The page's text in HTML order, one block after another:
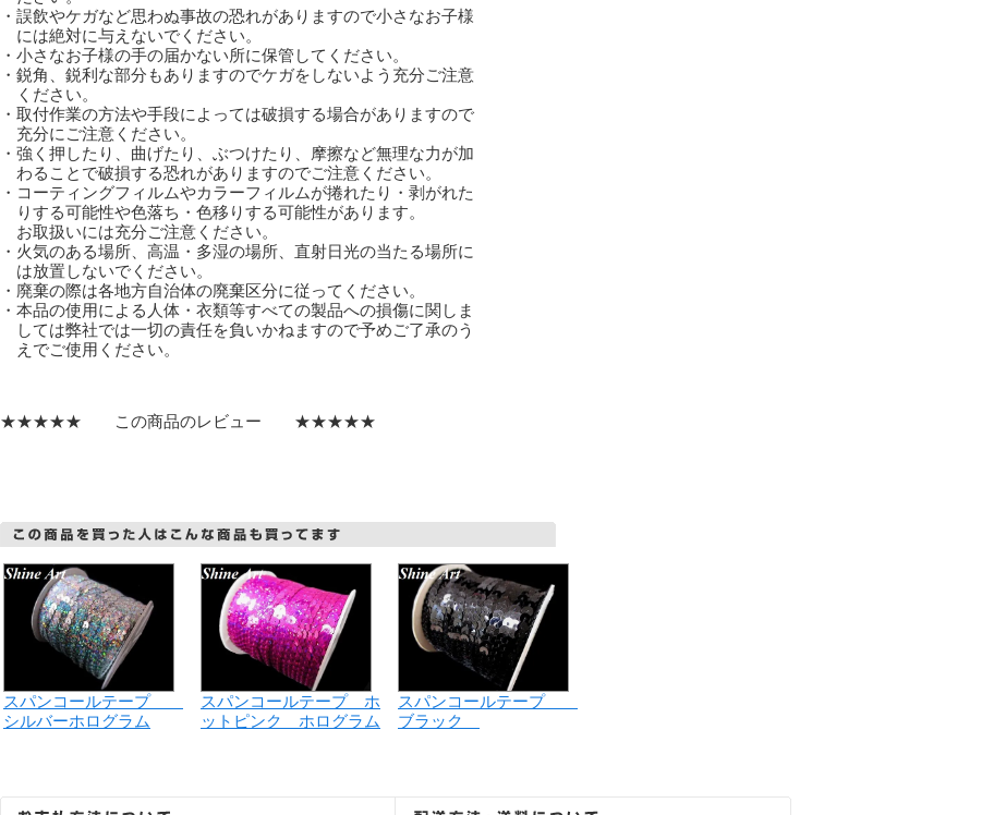
・誤飲やケガなど思わぬ事故の恐れがありますので小さなお子様
には絶対に与えないでください。
・小さなお子様の手の届かない所に保管してください。
・鋭角、鋭利な部分もありますのでケガをしないよう充分ご注意
ください。
・取付作業の方法や手段によっては破損する場合がありますので
充分にご注意ください。
・強く押したり、曲げたり、ぶつけたり、摩擦など無理な力が加
わることで破損する恐れがありますのでご注意ください。
・コーティングフィルムやカラーフィルムが捲れたり・剥がれた
りする可能性や色落ち・色移りする可能性があります。
お取扱いには充分ご注意ください。
・火気のある場所、高温・多湿の場所、直射日光の当たる場所に
は放置しないでください。
・廃棄の際は各地方自治体の廃棄区分に従ってください。
・本品の使用による人体・衣類等すべての製品への損傷に関しま
しては弊社では一切の責任を負いかねますので予めご了承のう
えでご使用ください。
★★★★★ この商品のレビュー ★★★★★
スパンコールテープ
シルバーホログラム
スパンコールテープ ホ
ットピンク ホログラム
スパンコールテープ
ブラック